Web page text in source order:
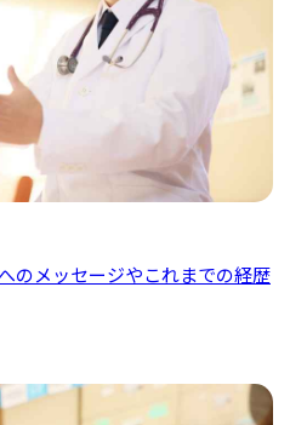
のメッセージやこれまでの経歴